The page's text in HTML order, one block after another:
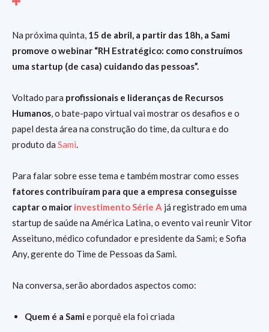
Na próxima quinta, 15 de abril, a partir das 18h, a Sami
promove o webinar “RH Estratégico: como construímos
uma startup (de casa) cuidando das pessoas”.
Voltado para profissionais e lideranças de Recursos
Humanos, o bate-papo virtual vai mostrar os desafios e o
papel desta área na construção do time, da cultura e do
produto da Sami.
Para falar sobre esse tema e também mostrar como esses
fatores contribuíram para que a empresa conseguisse
captar o maior investimento Série A já registrado em uma
startup de saúde na América Latina, o evento vai reunir Vitor
Asseituno, médico cofundador e presidente da Sami; e Sofia
Any, gerente do Time de Pessoas da Sami.
Na conversa, serão abordados aspectos como:
Quem é a Samie porquê ela foi criada